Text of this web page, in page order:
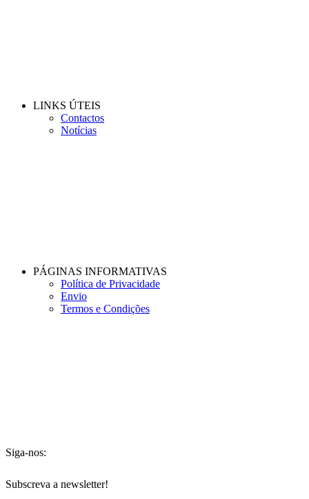
LINKS ÚTEIS
Contactos
Notícias
PÁGINAS INFORMATIVAS
Política de Privacidade
Envio
Termos e Condições
Siga-nos:
Subscreva a newsletter!